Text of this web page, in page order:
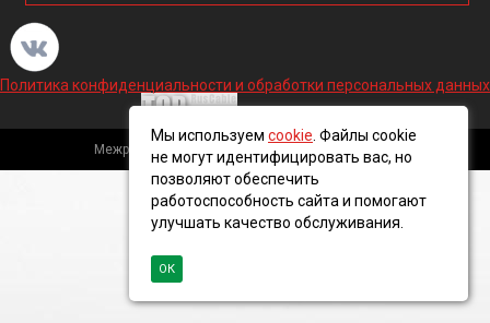
Политика конфиденциальности и обработки персональных данных
Межрегиональная кабельная компания, 2016 ©
Мы используем cookie . Файлы cookie
не могут идентифицировать вас, но
позволяют обеспечить
работоспособность сайта и помогают
улучшать качество обслуживания.
ОК